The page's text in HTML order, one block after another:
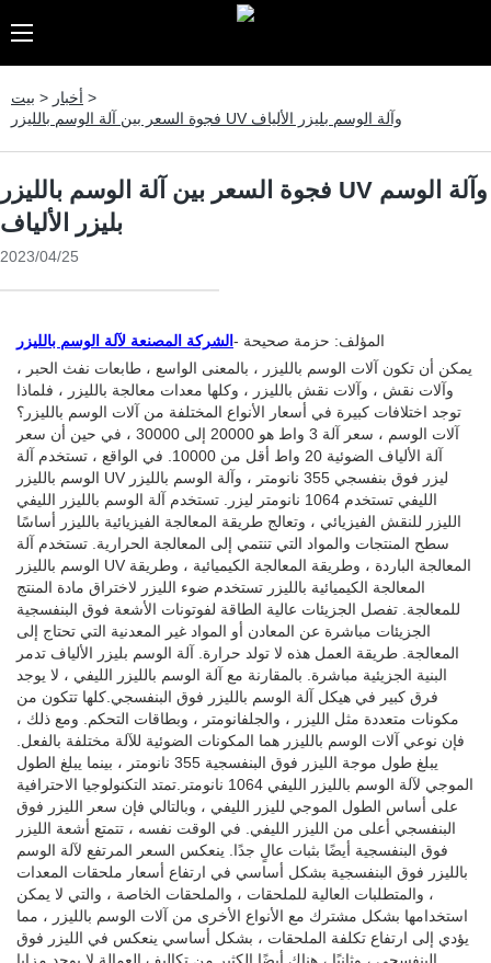
بيت > أخبار >
فجوة السعر بين آلة الوسم بالليزر UV وآلة الوسم بليزر الألياف
فجوة السعر بين آلة الوسم بالليزر UV وآلة الوسم
بليزر الألياف
2023/04/25
المؤلف: حزمة صحيحة - الشركة المصنعة لآلة الوسم بالليزر
يمكن أن تكون آلات الوسم بالليزر ، بالمعنى الواسع ، طابعات نفث الحبر ،
وآلات نقش ، وآلات نقش بالليزر ، وكلها معدات معالجة بالليزر ، فلماذا
توجد اختلافات كبيرة في أسعار الأنواع المختلفة من آلات الوسم بالليزر؟
آلات الوسم ، سعر آلة 3 واط هو 20000 إلى 30000 ، في حين أن سعر
آلة الألياف الضوئية 20 واط أقل من 10000. في الواقع ، تستخدم آلة
الوسم بالليزر UV ليزر فوق بنفسجي 355 نانومتر ، وآلة الوسم بالليزر
الليفي تستخدم 1064 نانومتر ليزر. تستخدم آلة الوسم بالليزر الليفي
الليزر للنقش الفيزيائي ، وتعالج طريقة المعالجة الفيزيائية بالليزر أساسًا
سطح المنتجات والمواد التي تنتمي إلى المعالجة الحرارية. تستخدم آلة
الوسم بالليزر UV المعالجة الباردة ، وطريقة المعالجة الكيميائية ، وطريقة
المعالجة الكيميائية بالليزر تستخدم ضوء الليزر لاختراق مادة المنتج
للمعالجة. تفصل الجزيئات عالية الطاقة لفوتونات الأشعة فوق البنفسجية
الجزيئات مباشرة عن المعادن أو المواد غير المعدنية التي تحتاج إلى
المعالجة. طريقة العمل هذه لا تولد حرارة. آلة الوسم بليزر الألياف تدمر
البنية الجزيئية مباشرة. بالمقارنة مع آلة الوسم بالليزر الليفي ، لا يوجد
فرق كبير في هيكل آلة الوسم بالليزر فوق البنفسجي.كلها تتكون من
مكونات متعددة مثل الليزر ، والجلفانومتر ، وبطاقات التحكم. ومع ذلك ،
فإن نوعي آلات الوسم بالليزر هما المكونات الضوئية للآلة مختلفة بالفعل.
يبلغ طول موجة الليزر فوق البنفسجية 355 نانومتر ، بينما يبلغ الطول
الموجي لآلة الوسم بالليزر الليفي 1064 نانومتر.تمتد التكنولوجيا الاحترافية
على أساس الطول الموجي لليزر الليفي ، وبالتالي فإن سعر الليزر فوق
البنفسجي أعلى من الليزر الليفي. في الوقت نفسه ، تتمتع أشعة الليزر
فوق البنفسجية أيضًا بثبات عالٍ جدًا. ينعكس السعر المرتفع لآلة الوسم
بالليزر فوق البنفسجية بشكل أساسي في ارتفاع أسعار ملحقات المعدات
، والمتطلبات العالية للملحقات ، والملحقات الخاصة ، والتي لا يمكن
استخدامها بشكل مشترك مع الأنواع الأخرى من آلات الوسم بالليزر ، مما
يؤدي إلى ارتفاع تكلفة الملحقات ، بشكل أساسي ينعكس في الليزر فوق